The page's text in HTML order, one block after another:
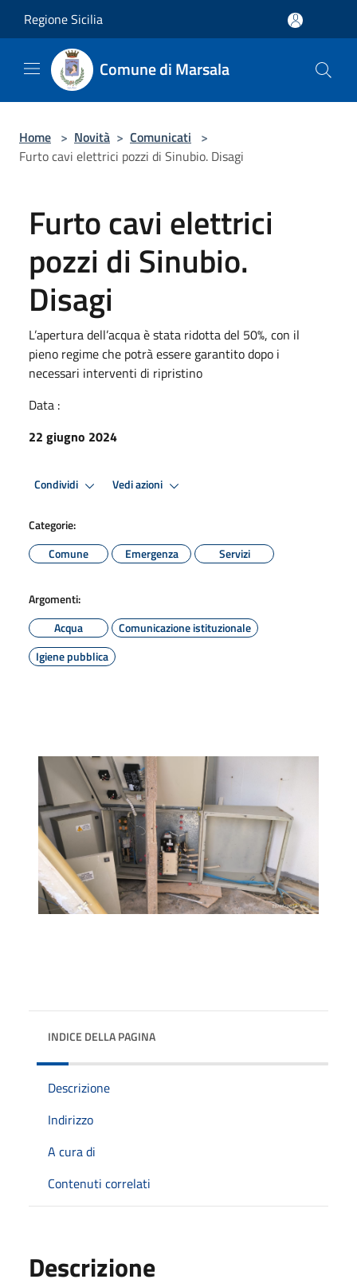
Regione Sicilia
Comune di Marsala
Home > Novità > Comunicati >
Furto cavi elettrici pozzi di Sinubio. Disagi
Furto cavi elettrici
pozzi di Sinubio.
Disagi
L’apertura dell’acqua è stata ridotta del 50%, con il
pieno regime che potrà essere garantito dopo i
necessari interventi di ripristino
Data :
22 giugno 2024
Condividi Vedi azioni
Categorie:
Comune
Emergenza Servizi
Argomenti:
Acqua
Comunicazione istituzionale
Igiene pubblica
INDICE DELLA PAGINA
Descrizione
Indirizzo
A cura di
Contenuti correlati
Descrizione